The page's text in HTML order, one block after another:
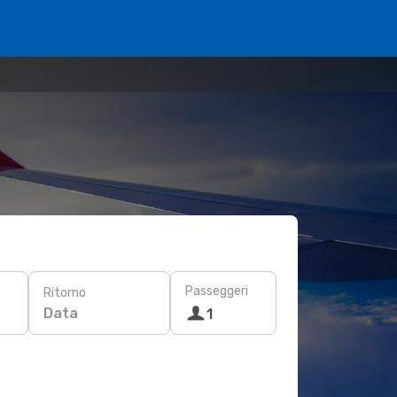
Ritorno
Data
Passeggeri
1